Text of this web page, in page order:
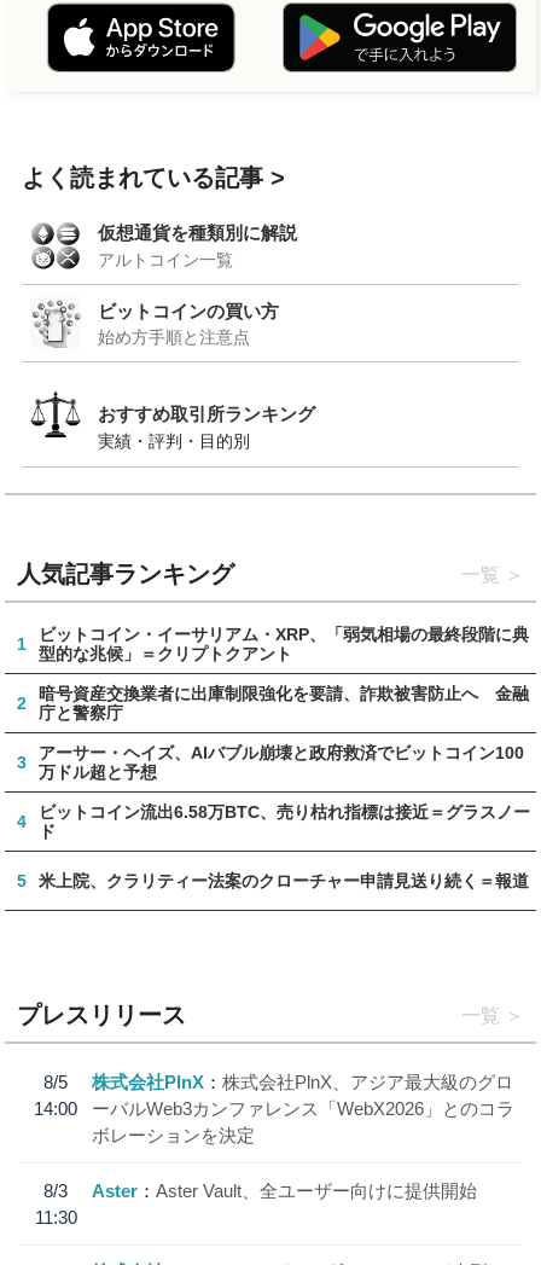
よく読まれている記事
仮想通貨を種類別に解説
アルトコイン一覧
ビットコインの買い方
始め方手順と注意点
おすすめ取引所ランキング
実績・評判・目的別
人気記事ランキング 一覧
1
ビットコイン・イーサリアム・XRP、「弱気相場の最終段階に典
型的な兆候」＝クリプトクアント
2
暗号資産交換業者に出庫制限強化を要請、詐欺被害防止へ 金融
庁と警察庁
3
アーサー・ヘイズ、AIバブル崩壊と政府救済でビットコイン100
万ドル超と予想
4
ビットコイン流出6.58万BTC、売り枯れ指標は接近＝グラスノー
ド
5 米上院、クラリティー法案のクローチャー申請見送り続く＝報道
プレスリリース 一覧
8/5
14:00
株式会社PlnX
株式会社PlnX、アジア最大級のグロ
ーバルWeb3カンファレンス「WebX2026」とのコラ
ボレーションを決定
8/3
11:30
Aster Aster Vault、全ユーザー向けに提供開始